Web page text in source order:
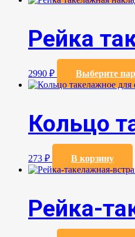
Рейка
2990 ₽ Выберите
Кольцо
273 ₽ В корзину
Рейка-